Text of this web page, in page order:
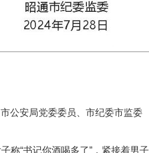
公安局党委委员、市纪委市监委
“书记你酒喝多了”，紧接着男子